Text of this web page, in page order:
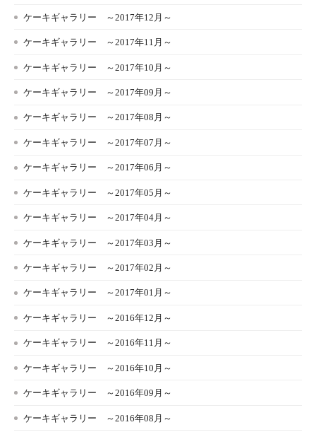
ケーキギャラリー ～2017年12月～
ケーキギャラリー ～2017年11月～
ケーキギャラリー ～2017年10月～
ケーキギャラリー ～2017年09月～
ケーキギャラリー ～2017年08月～
ケーキギャラリー ～2017年07月～
ケーキギャラリー ～2017年06月～
ケーキギャラリー ～2017年05月～
ケーキギャラリー ～2017年04月～
ケーキギャラリー ～2017年03月～
ケーキギャラリー ～2017年02月～
ケーキギャラリー ～2017年01月～
ケーキギャラリー ～2016年12月～
ケーキギャラリー ～2016年11月～
ケーキギャラリー ～2016年10月～
ケーキギャラリー ～2016年09月～
ケーキギャラリー ～2016年08月～